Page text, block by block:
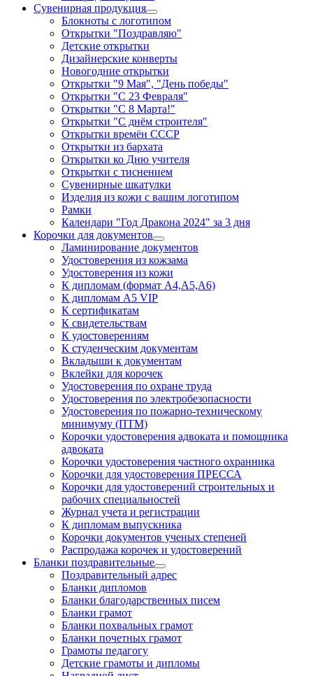
Сувенирная продукция
Блокноты с логотипом
Открытки "Поздравляю"
Детские открытки
Дизайнерские конверты
Новогодние открытки
Открытки "9 Мая", "День победы"
Открытки "С 23 Февраля"
Открытки "С 8 Марта!"
Открытки "С днём строителя"
Открытки времён СССР
Открытки из бархата
Открытки ко Дню учителя
Открытки с тиснением
Сувенирные шкатулки
Изделия из кожи с вашим логотипом
Рамки
Календари "Год Дракона 2024" за 3 дня
Корочки для документов
Ламинирование документов
Удостоверения из кожзама
Удостоверения из кожи
К дипломам (формат А4,А5,А6)
К дипломам А5 VIP
К сертификатам
К свидетельствам
К удостоверениям
К студенческим документам
Вкладыши к документам
Вклейки для корочек
Удостоверения по охране труда
Удостоверения по электробезопасности
Удостоверения по пожарно-техническому
минимуму (ПТМ)
Корочки удостоверения адвоката и помощника
адвоката
Корочки удостоверения частного охранника
Корочки для удостоверения ПРЕССА
Корочки для удостоверений строительных и
рабочих специальностей
Журнал учета и регистрации
К дипломам выпускника
Корочки документов ученых степеней
Распродажа корочек и удостоверений
Бланки поздравительные
Поздравительный адрес
Бланки дипломов
Бланки благодарственных писем
Бланки грамот
Бланки похвальных грамот
Бланки почетных грамот
Грамоты педагогу
Детские грамоты и дипломы